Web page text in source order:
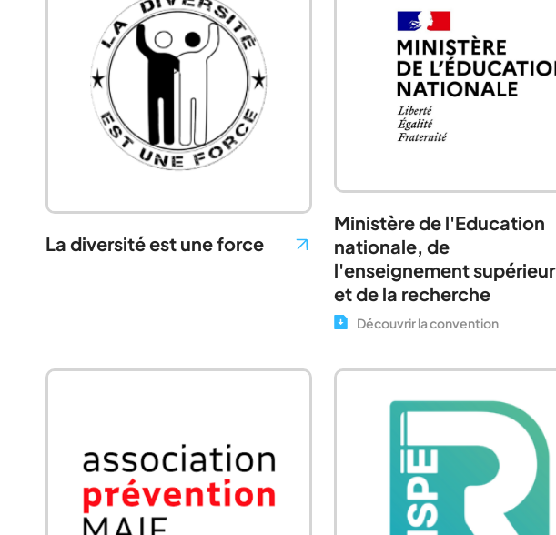
La diversité est une force
Ministère de l'Education
nationale, de
l'enseignement supérieur
et de la recherche
Découvrir la convention